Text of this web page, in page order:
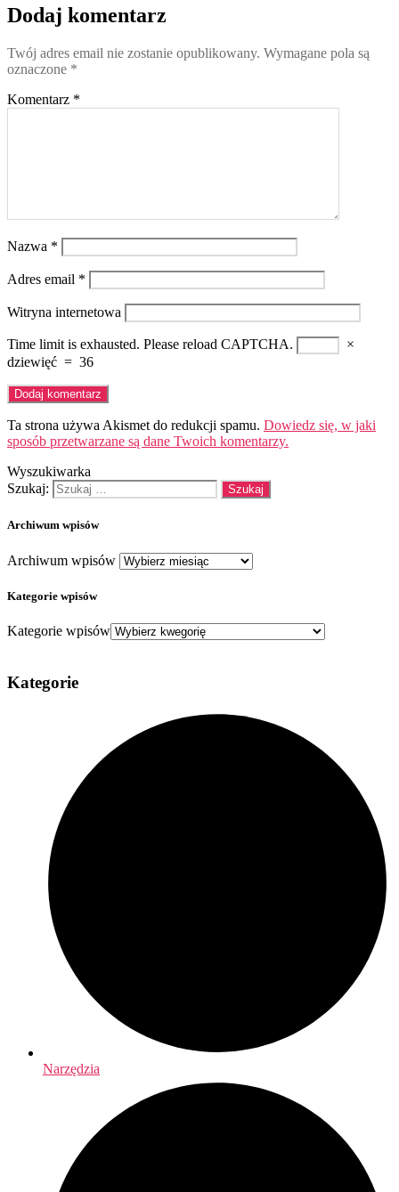
Dodaj komentarz
Twój adres email nie zostanie opublikowany. Wymagane pola są
oznaczone *
Komentarz *
Nazwa *
Adres email *
Witryna internetowa
Time limit is exhausted. Please reload CAPTCHA.
×
dziewięć = 36
Ta strona używa Akismet do redukcji spamu. Dowiedz się, w jaki
sposób przetwarzane są dane Twoich komentarzy.
Wyszukiwarka
Szukaj:
Archiwum wpisów
Archiwum wpisów
Kategorie wpisów
Kategorie wpisów
Kategorie
Narzędzia